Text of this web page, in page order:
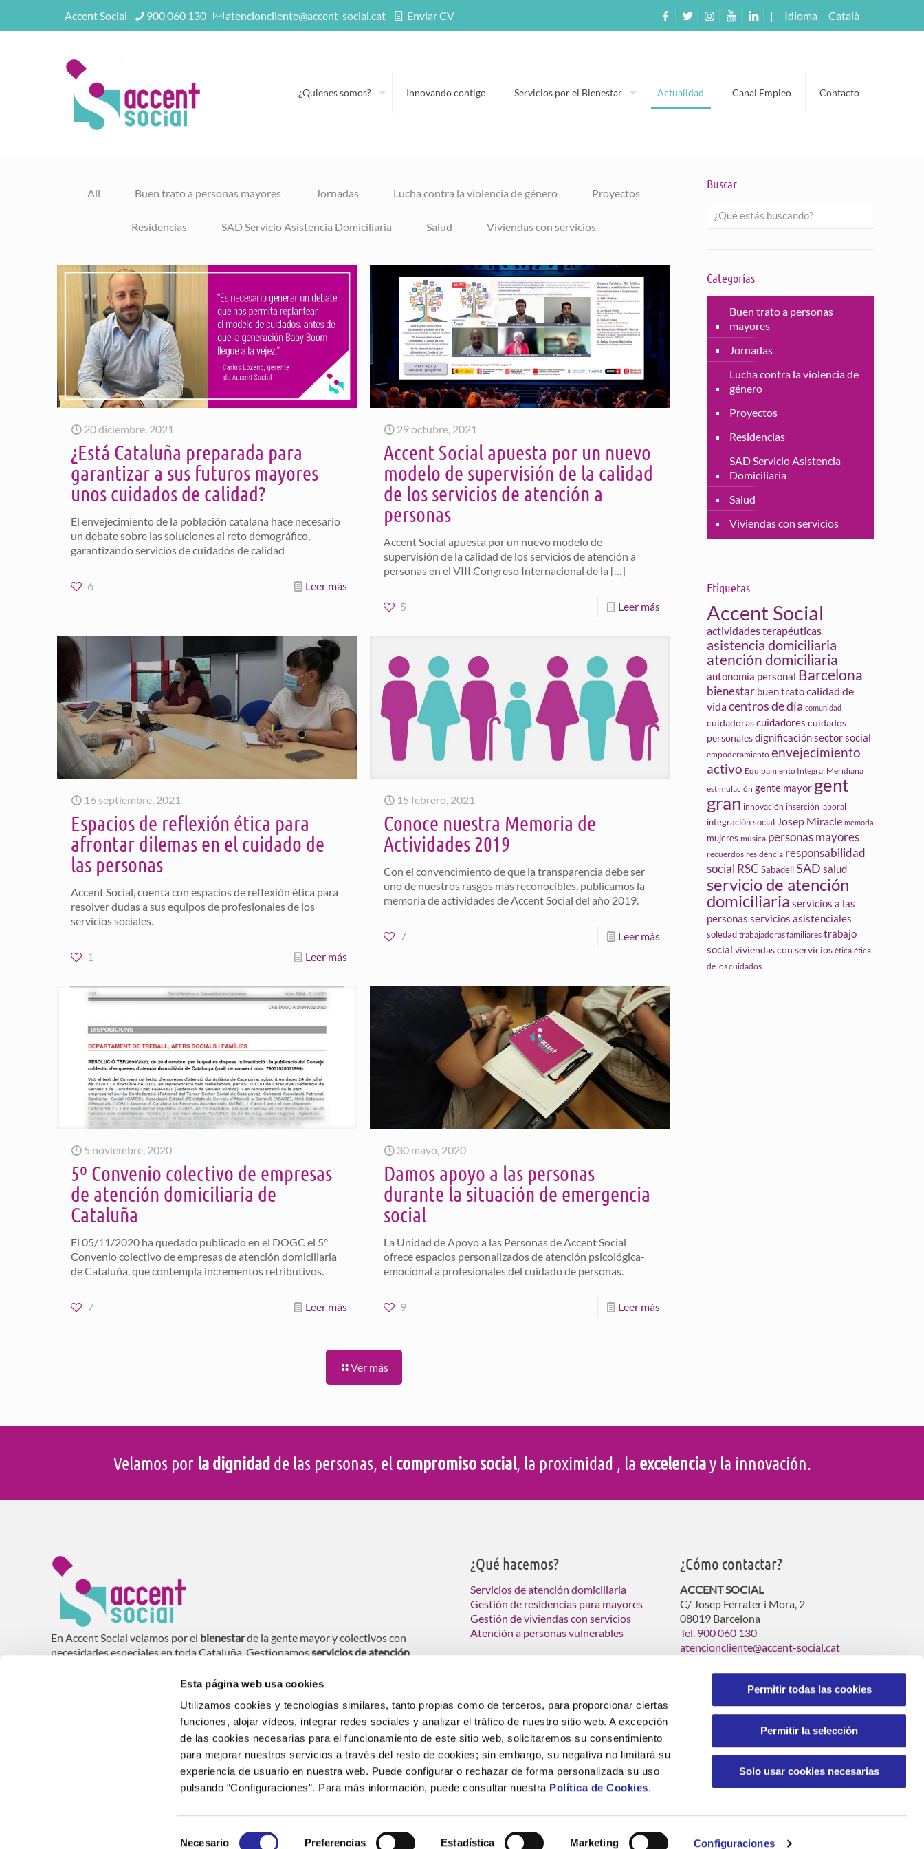
Esta página web usa cookies
Utilizamos cookies y tecnologías similares, tanto propias como de terceros, para proporcionar ciertas
funciones, alojar vídeos, integrar redes sociales y analizar el tráfico de nuestro sitio web. A excepción
de las cookies necesarias para el funcionamiento de este sitio web, solicitaremos su consentimiento
para mejorar nuestros servicios a través del resto de cookies; sin embargo, su negativa no limitará su
experiencia de usuario en nuestra web. Puede configurar o rechazar de forma personalizada su uso
pulsando “Configuraciones”. Para más información, puede consultar nuestra Política de Cookies.
Necesario Preferencias Estadística Marketing Configuraciones
Permitir todas las cookies
Permitir la selección
Solo usar cookies necesarias
Accent Social 900 060 130 atencioncliente@accent-social.cat Enviar CV | Idioma Català
¿Quienes somos? Innovando contigo Servicios por el Bienestar Actualidad Canal Empleo Contacto
All Buen trato a personas mayores Jornadas Lucha contra la violencia de género Proyectos
Residencias SAD Servicio Asistencia Domiciliaria Salud Viviendas con servicios
20 diciembre, 2021
¿Está Cataluña preparada para
garantizar a sus futuros mayores
unos cuidados de calidad?
El envejecimiento de la población catalana hace necesario
un debate sobre las soluciones al reto demográfico,
garantizando servicios de cuidados de calidad
6 Leer más
29 octubre, 2021
Accent Social apuesta por un nuevo
modelo de supervisión de la calidad
de los servicios de atención a
personas
Accent Social apuesta por un nuevo modelo de
supervisión de la calidad de los servicios de atención a
personas en el VIII Congreso Internacional de la […]
5 Leer más
16 septiembre, 2021
Espacios de reflexión ética para
afrontar dilemas en el cuidado de
las personas
Accent Social, cuenta con espacios de reflexión ética para
resolver dudas a sus equipos de profesionales de los
servicios sociales.
1 Leer más
15 febrero, 2021
Conoce nuestra Memoria de
Actividades 2019
Con el convencimiento de que la transparencia debe ser
uno de nuestros rasgos más reconocibles, publicamos la
memoria de actividades de Accent Social del año 2019.
7 Leer más
5 noviembre, 2020
5º Convenio colectivo de empresas
de atención domiciliaria de
Cataluña
El 05/11/2020 ha quedado publicado en el DOGC el 5º
Convenio colectivo de empresas de atención domiciliaria
de Cataluña, que contempla incrementos retributivos.
7 Leer más
30 mayo, 2020
Damos apoyo a las personas
durante la situación de emergencia
social
La Unidad de Apoyo a las Personas de Accent Social
ofrece espacios personalizados de atención psicológica-
emocional a profesionales del cuidado de personas.
9 Leer más
Ver más
Buscar
Categorías
Buen trato a personas
mayores
Jornadas
Lucha contra la violencia de
género
Proyectos
Residencias
SAD Servicio Asistencia
Domiciliaria
Salud
Viviendas con servicios
Etiquetas
Accent Social
actividades terapéuticas
asistencia domiciliaria
atención domiciliaria
autonomía personal Barcelona
bienestar buen tratocalidad de
vidacentros de día comunidad
cuidadorascuidadores cuidados
personalesdignificación sector social
empoderamiento envejecimiento
activo Equipamiento Integral Meridiana
estimulación gente mayor gent
gran innovación inserción laboral
integración social Josep Miracle memoria
mujeres música personas mayores
recuerdos residència responsabilidad
social RSC SabadellSAD salud
servicio de atención
domiciliaria servicios a las
personas servicios asistenciales
soledad trabajadoras familiares trabajo
social viviendas con servicios ètica ética
de los cuidados
Velamos por la dignidad de las personas, elcompromiso social, la proximidad , la excelenciay la innovación.
En Accent Social velamos por el bienestarde la gente mayor y colectivos con
necesidades especiales en toda Cataluña. Gestionamosservicios de atención
¿Qué hacemos?
Servicios de atención domiciliaria
Gestión de residencias para mayores
Gestión de viviendas con servicios
Atención a personas vulnerables
¿Cómo contactar?
ACCENT SOCIAL
C/ Josep Ferrater i Mora, 2
08019 Barcelona
Tel. 900 060 130
atencioncliente@accent-social.cat
® 2017 Accent Social. Todos los derechos reservados. Gestión de residencias, centros de día, centros para personas con necesidades especiales. Asistència domiciliaria y servicios
sociales.